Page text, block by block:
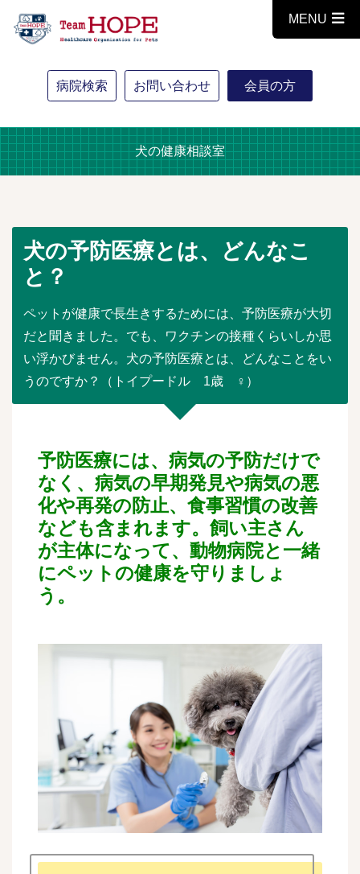
病院検索 お問い合わせ 会員の方
MENU
犬の健康相談室
犬の予防医療とは、どんなこ
と？
ペットが健康で長生きするためには、予防医療が大切
だと聞きました。でも、ワクチンの接種くらいしか思
い浮かびません。犬の予防医療とは、どんなことをい
うのですか？（トイプードル 1歳 ♀）
予防医療には、病気の予防だけで
なく、病気の早期発見や病気の悪
化や再発の防止、食事習慣の改善
なども含まれます。飼い主さん
が主体になって、動物病院と一緒
にペットの健康を守りましょ
う。